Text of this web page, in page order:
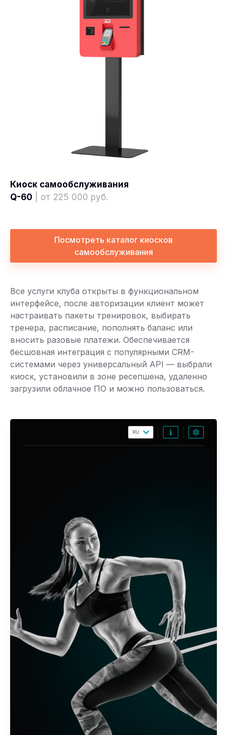
Киоск самообслуживания
Q-60 | от 225 000 руб.
Посмотреть каталог киосков
самообслуживания
Все услуги клуба открыты в функциональном
интерфейсе, после авторизации клиент может
настраивать пакеты тренировок, выбирать
тренера, расписание, пополнять баланс или
вносить разовые платежи. Обеспечивается
бесшовная интеграция с популярными CRM-
системами через универсальный API — выбрали
киоск, установили в зоне ресепшена, удаленно
загрузили облачное ПО и можно пользоваться.